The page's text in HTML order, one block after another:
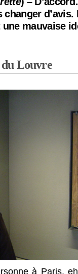
d’avis.
mauvaise
du Louvre
à Paris,